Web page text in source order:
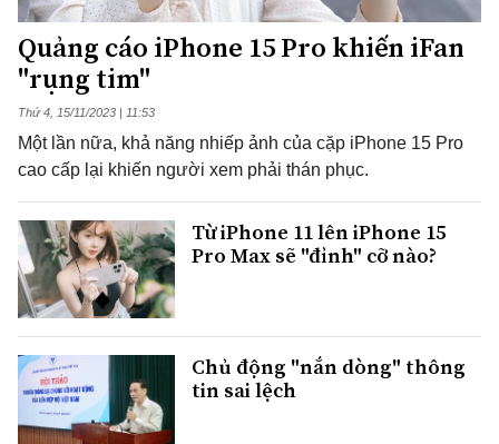
Quảng cáo iPhone 15 Pro khiến iFan
"rụng tim"
Thứ 4, 15/11/2023 | 11:53
Một lần nữa, khả năng nhiếp ảnh của cặp iPhone 15 Pro
cao cấp lại khiến người xem phải thán phục.
Từ iPhone 11 lên iPhone 15
Pro Max sẽ "đỉnh" cỡ nào?
Chủ động "nắn dòng" thông
tin sai lệch